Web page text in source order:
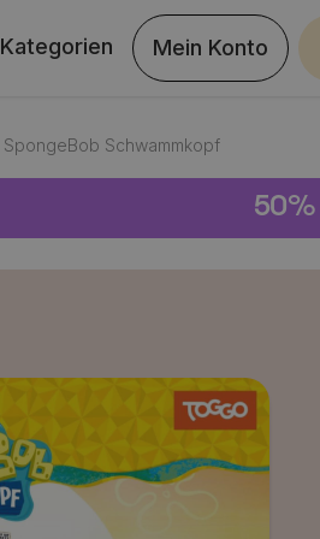
Kategorien Mein Konto
SpongeBob Schwammkopf